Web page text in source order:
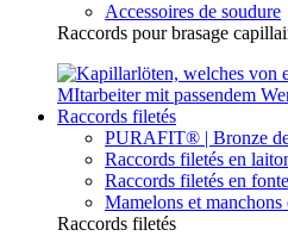
Accessoires de soudure
Raccords pour brasage
Raccords filetés
PURAFIT® | Bronze
Raccords filetés en
Raccords filetés en
Mamelons et
Raccords filetés